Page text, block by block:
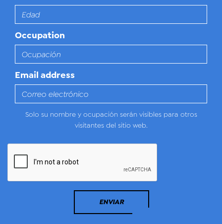
Occupation
Email address
Solo su nombre y ocupación serán visibles para otros
visitantes del sitio web.
ENVIAR